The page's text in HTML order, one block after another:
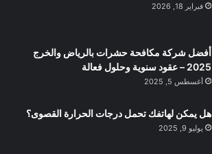
فبراير 18, 2026
أفضل شركة مكافحة حشرات بالرياض والخرج
2025 – عقود سنوية وحلول فعالة
أغسطس 5, 2025
هل يمكن لهاتفك تحمل درجات الحرارة القصوى؟
يوليو 9, 2025